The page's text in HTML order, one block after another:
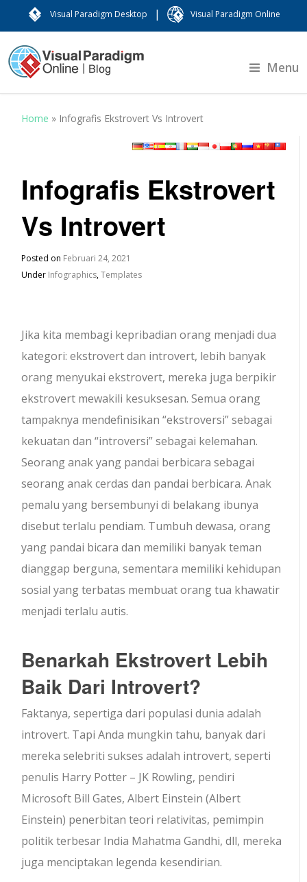
Visual Paradigm Desktop | Visual Paradigm Online
Menu
Home » Infografis Ekstrovert Vs Introvert
Infografis Ekstrovert
Vs Introvert
Posted on Februari 24, 2021
Under Infographics,Templates
Jika kita membagi kepribadian orang menjadi dua
kategori: ekstrovert dan introvert, lebih banyak
orang menyukai ekstrovert, mereka juga berpikir
ekstrovert mewakili kesuksesan. Semua orang
tampaknya mendefinisikan “ekstroversi” sebagai
kekuatan dan “introversi” sebagai kelemahan.
Seorang anak yang pandai berbicara sebagai
seorang anak cerdas dan pandai berbicara. Anak
pemalu yang bersembunyi di belakang ibunya
disebut terlalu pendiam. Tumbuh dewasa, orang
yang pandai bicara dan memiliki banyak teman
dianggap berguna, sementara memiliki kehidupan
sosial yang terbatas membuat orang tua khawatir
menjadi terlalu autis.
Benarkah Ekstrovert Lebih
Baik Dari Introvert?
Faktanya, sepertiga dari populasi dunia adalah
introvert. Tapi Anda mungkin tahu, banyak dari
mereka selebriti sukses adalah introvert, seperti
penulis Harry Potter – JK Rowling, pendiri
Microsoft Bill Gates, Albert Einstein (Albert
Einstein) penerbitan teori relativitas, pemimpin
politik terbesar India Mahatma Gandhi, dll, mereka
juga menciptakan legenda kesendirian.